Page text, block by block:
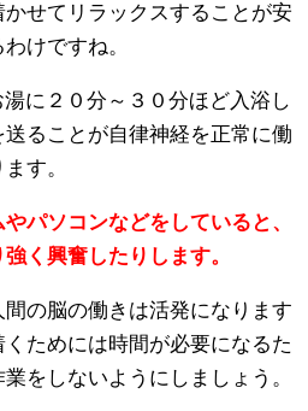
せてリラックスすることが安
けですね。
に２０分～３０分ほど入浴し
ることが自律神経を正常に働
す。
パソコンなどをしていると、
く興奮したりします。
の脳の働きは活発になります
ためには時間が必要になるた
をしないようにしましょう。